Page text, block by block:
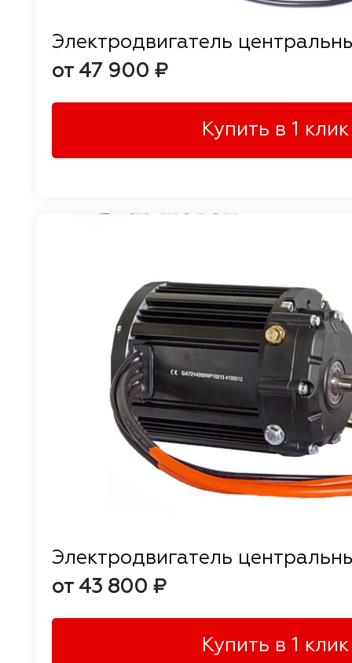
Электродвигатель
от 47 900 ₽
Купить в 1 клик
Электродвигатель
от 43 800 ₽
Купить в 1 клик